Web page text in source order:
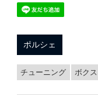
ポルシェ
チューニング ボク